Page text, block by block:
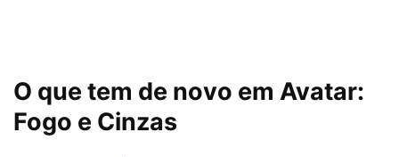
O que tem de novo em Avatar:
Fogo e Cinzas